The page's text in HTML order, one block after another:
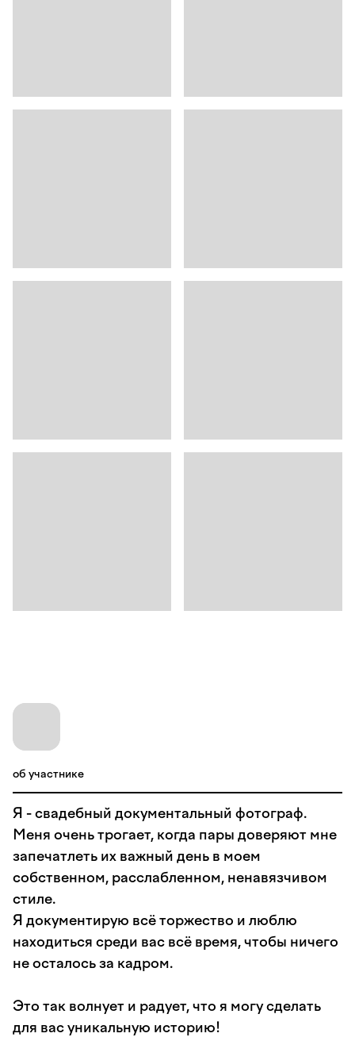
об участнике
Я - свадебный документальный фотограф.
Меня очень трогает, когда пары доверяют мне
запечатлеть их важный день в моем
собственном, расслабленном, ненавязчивом
стиле.
Я документирую всё торжество и люблю
находиться среди вас всё время, чтобы ничего
не осталось за кадром.
Это так волнует и радует, что я могу сделать
для вас уникальную историю!